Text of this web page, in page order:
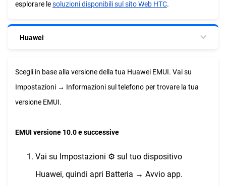
esplorare lesoluzioni disponibili sul sito Web HTC.
Huawei
Scegli in base alla versione della tua Huawei EMUI. Vai su
Impostazioni → Informazioni sul telefono per trovare la tua
versione EMUI.
EMUI versione 10.0 e successive
Vai su Impostazioni ⚙︎ sul tuo dispositivo
Huawei, quindi apri Batteria → Avvio app.